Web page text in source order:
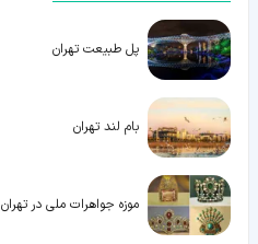
پل طبیعت تهران
بام لند تهران
موزه جواهرات ملی در تهران